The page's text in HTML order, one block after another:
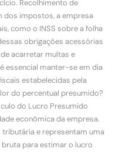
Recolhimento de
dos impostos, a empresa
como o INSS sobre a folha
obrigações acessórias
acarretar multas e
essencial manter-se em dia
estabelecidas pela
do percentual presumido?
do Lucro Presumido
econômica da empresa.
tributária e representam uma
para estimar o lucro